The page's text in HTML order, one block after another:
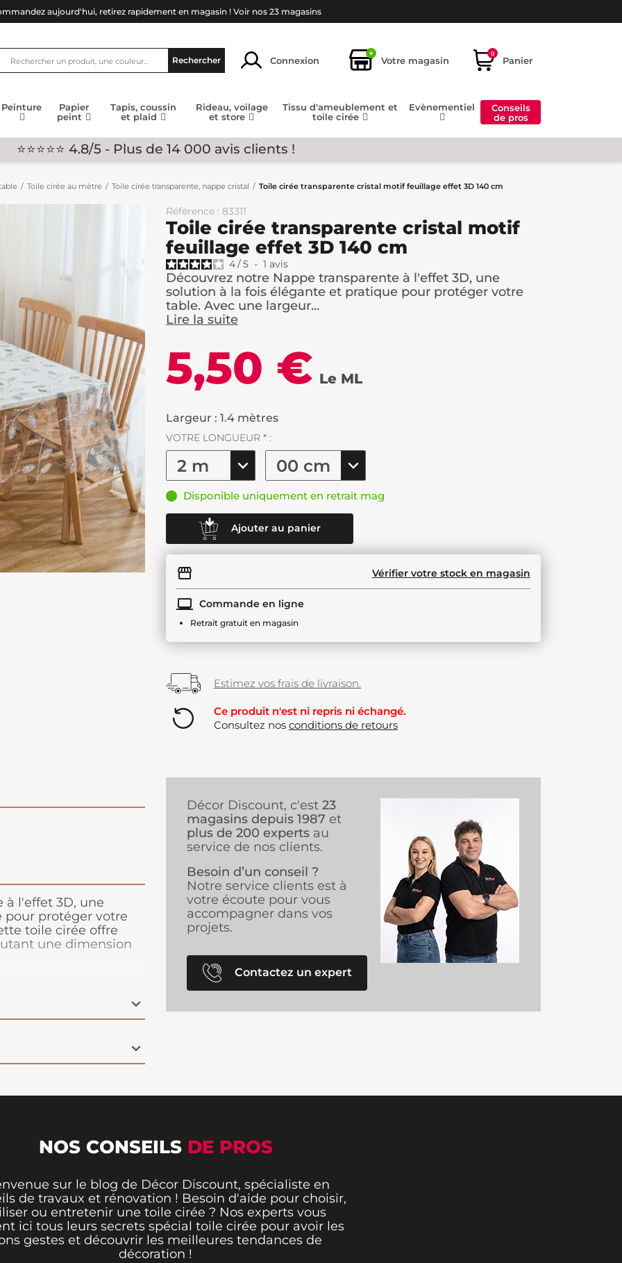
aujourd'hui, retirez rapidement en magasin ! Voir nos 23 magasins
Rechercher Connexion
+
Votre magasin
0
Panier
Peinture
Papier
peint
Tapis, coussin
et plaid
Rideau, voilage
et store
Tissu d'ameublement et
toile cirée
Evènementiel
Conseils
de pros
⭐⭐⭐⭐⭐ 4.8/5 - Plus de 14 000 avis clients !
Toile cirée au mètre Toile cirée transparente, nappe cristal Toile cirée transparente cristal motif feuillage effet 3D 140 cm
Référence : 83311
Toile cirée transparente cristal motif
feuillage effet 3D 140 cm
4/5 - 1 avis
Découvrez notre Nappe transparente à l'effet 3D, une
solution à la fois élégante et pratique pour protéger votre
table. Avec une largeur...
Lire la suite
5,50 € Le ML
Largeur : 1.4 mètres
VOTRE LONGUEUR * :
Disponible uniquement en retrait mag
Ajouter au panier
Vérifier votre stock en magasin
Commande en ligne
Retrait gratuit en magasin
Estimez vos frais de livraison.
Ce produit n'est ni repris ni échangé.
Consultez nos conditions de retours
à l'effet 3D, une
pour protéger votre
toile cirée offre
une dimension
illusion de
protège votre
tout en étant facile à
Décor Discount, c'est 23
magasins depuis 1987 et
plus de 200 experts au
service de nos clients.
Besoin d’un conseil ?
Notre service clients est à
votre écoute pour vous
accompagner dans vos
projets.
Contactez un expert
NOS CONSEILS DE PROS
sur le blog de Décor Discount, spécialiste en
de travaux et rénovation ! Besoin d'aide pour choisir,
ou entretenir une toile cirée ? Nos experts vous
ici tous leurs secrets spécial toile cirée pour avoir les
gestes et découvrir les meilleures tendances de
décoration !